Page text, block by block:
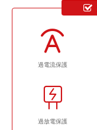
過電流保護
過放電保護